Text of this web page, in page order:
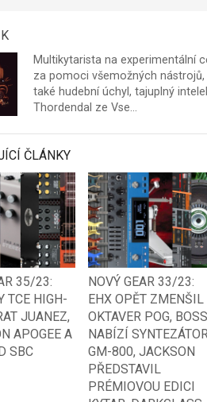
Multikytarista na experimentální
za pomoci všemožných
také hudební úchyl, tajuplný
Thordendal ze Vse…
ČLÁNKY
35/23:
TCE HIGH-
JUANEZ,
APOGEE A
SBC
NOVÝ GEAR 33/23:
EHX OPĚT ZMENŠIL
OKTAVER POG, BOSS
NABÍZÍ SYNTEZÁTOR
GM-800, JACKSON
PŘEDSTAVIL
PRÉMIOVOU EDICI